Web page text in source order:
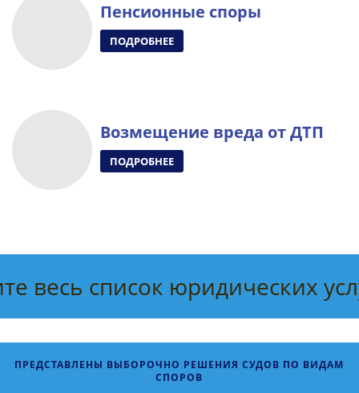
Пенсионные споры
ПОДРОБНЕЕ
Возмещение вреда от ДТП
ПОДРОБНЕЕ
весь список юридических
ПРЕДСТАВЛЕНЫ ВЫБОРОЧНО РЕШЕНИЯ СУДОВ ПО ВИДАМ
СПОРОВ